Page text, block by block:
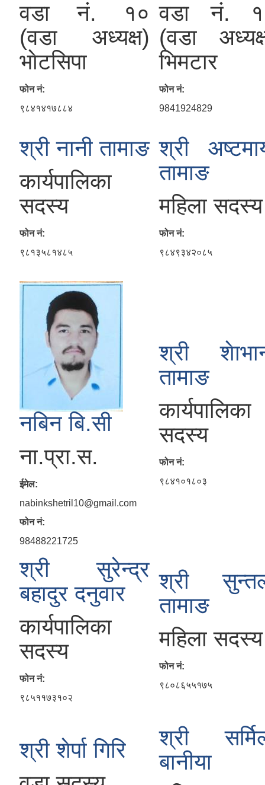
वडा नं. १०
(वडा अध्यक्ष)
भाेटसिपा
फोन नं:
९८४१४१७८८४
वडा नं.
(वडा
भिमटार
फोन नं:
9841924829
श्री नानी तामाङ
कार्यपालिका
सदस्य
फोन नं:
९८१३५८१४८५
श्री
तामाङ
महिला सदस्य
फोन नं:
९८४९३४२०८५
नबिन बि.सी
ना.प्रा.स.
ईमेल:
nabinkshetril10@gmail.com
फोन नं:
98488221725
श्री
तामाङ
कार्यपालिका
सदस्य
फोन नं:
९८४१०१८०३
श्री सुरेन्द्र
बहादुर दनुवार
कार्यपालिका
सदस्य
फोन नं:
९८५११७३१०२
श्री
तामाङ
महिला सदस्य
फोन नं:
९८०८६५५१७५
श्री शेर्पा गिरि
श्री
बानीया